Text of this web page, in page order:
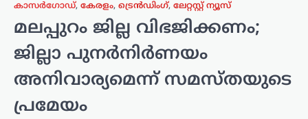
കാസർഗോഡ്, കേരളം, ട്രെൻഡിംഗ്, ലേറ്റസ്റ്റ് ന്യൂസ്
മലപ്പുറം ജില്ല വിഭജിക്കണം;
ജില്ലാ പുനർനിർണയം
അനിവാര്യമെന്ന് സമസ്തയുടെ
പ്രമേയം